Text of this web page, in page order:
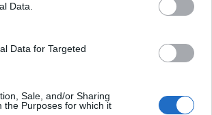
Data.
Data for Targeted
Sale, and/or Sharing
the Purposes for which it